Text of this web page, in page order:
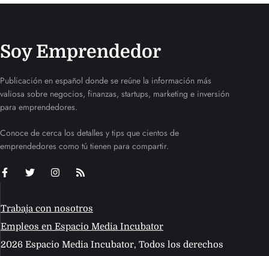
Soy Emprendedor
Publicación en español donde se reúne la información más
valiosa sobre negocios, finanzas, startups, marketing e inversión
para emprendedores.
Conoce de cerca los detalles y tips que cientos de
emprendedores como tú tienen para compartir.
Trabaja con nosotros
Empleos en Espacio Media Incubator
2026 Espacio Media Incubator, Todos los derechos